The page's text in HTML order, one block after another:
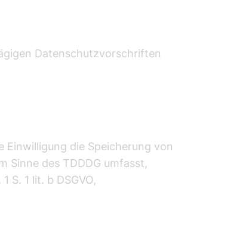
Datenschutzvorschriften
Einwilligung die Speicherung von
Sinne des TDDDG umfasst,
S. 1 lit. b DSGVO,